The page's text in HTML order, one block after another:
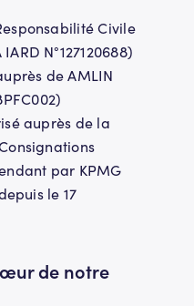
Civile
N°127120688)
de AMLIN
auprès de la
par KPMG
le 17
de notre